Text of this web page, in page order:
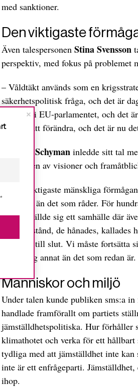
med sanktioner.
Den viktigaste
Även talespersonen Stina Svensson
perspektiv, med fokus på problemet
– Våldtäkt används som en
säkerhetspolitisk fråga, och det är
kunskap i EU-parlamentet, och det
Det går att förändra, och det är nu
Gudrun Schyman inledde sitt tal
betydelsen av visioner och
– Den viktigaste mänskliga
samhälle än det som råder. För
de föreställde sig ett samhälle där
hårt motstånd, de hånades,
lyckades till slut. Vi måste fortsätta
någonting annat än det som redan är.
Människor och miljö
Under talen kunde publiken sms:a
handlade framförallt om partiets
jämställdhetspolitiska. Hur
klimathotet och verka för ett hållbart
tydliga med att jämställdhet inte
inte är ett enfrågeparti.
ihop.